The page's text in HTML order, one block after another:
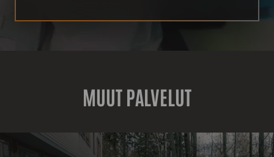
MUUT PALVELUT
Asbesti-